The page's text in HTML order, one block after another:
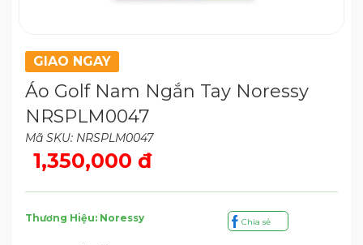
GIAO NGAY
Áo Golf Nam Ngắn Tay Noressy
NRSPLM0047
Mã SKU: NRSPLM0047
1,350,000 đ
Thương Hiệu: Noressy Chia sẻ